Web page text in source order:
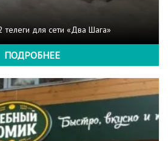
телеги для сети «Два Шага»
ПОДРОБНЕЕ